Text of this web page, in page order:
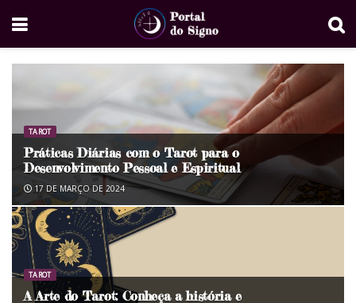
TAROT
Práticas Diárias com o Tarot para o
Desenvolvimento Pessoal e Espiritual
17 DE MARÇO DE 2024
TAROT
A Arte do Tarot: Conheça a história e